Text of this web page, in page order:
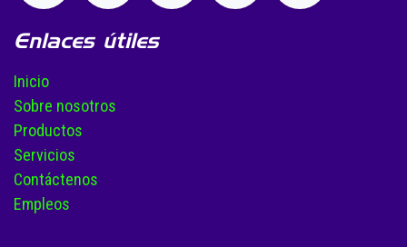
Enlaces útiles
Inicio
Sobre nosotros
Productos
Servicios
Contáctenos
Empleos